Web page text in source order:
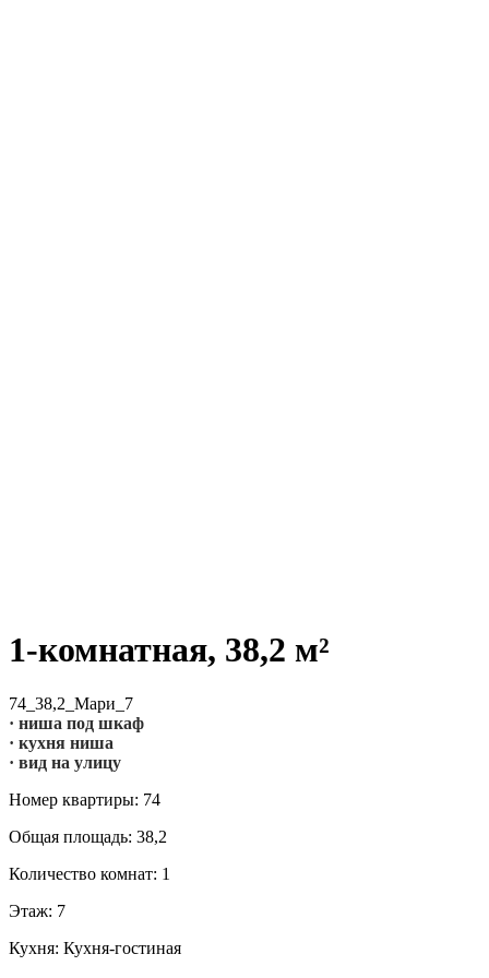
1-комнатная, 38,2 м²
74_38,2_Мари_7
· ниша под шкаф
· кухня ниша
· вид на улицу
Номер квартиры: 74
Общая площадь: 38,2
Количество комнат: 1
Этаж: 7
Кухня: Кухня-гостиная